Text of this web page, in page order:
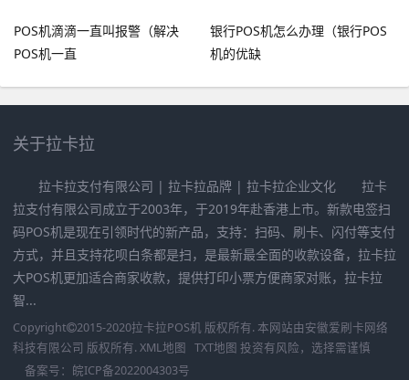
POS机滴滴一直叫报警（解决
POS机一直
银行POS机怎么办理（银行POS
机的优缺
关于拉卡拉
拉卡拉支付有限公司 | 拉卡拉品牌 | 拉卡拉企业文化 拉卡
拉支付有限公司成立于2003年，于2019年赴香港上市。新款电签扫
码POS机是现在引领时代的新产品，支持：扫码、刷卡、闪付等支付
方式，并且支持花呗白条都是扫，是最新最全面的收款设备，拉卡拉
大POS机更加适合商家收款，提供打印小票方便商家对账，拉卡拉
智...
Copyright 2015-2020拉卡拉POS机 版权所有. 本网站由安徽爱刷卡网络
科技有限公司 版权所有. XML地图 TXT地图 投资有风险，选择需谨慎
备案号： 皖ICP备2022004303号